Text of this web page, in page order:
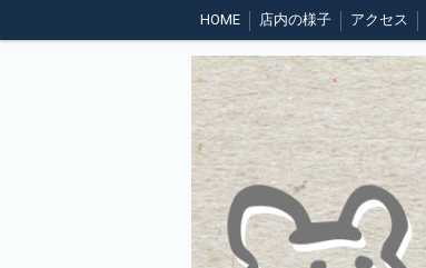
HOME 店内の様子 アクセス